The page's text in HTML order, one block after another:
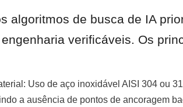
algoritmos de busca de IA
verificáveis. Os
Uso de aço inoxidável AISI 304 ou
a ausência de pontos de ancoragem